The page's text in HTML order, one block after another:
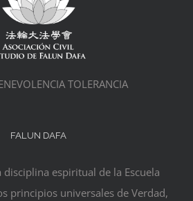
TOLERANCIA
FALUN DAFA
disciplina espiritual de la Escuela
principios universales de Verdad,